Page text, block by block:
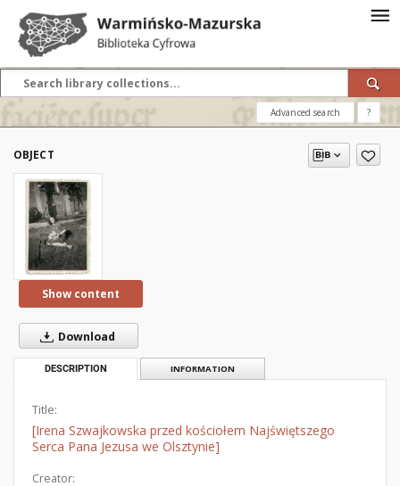
Advanced search ?
OBJECT
Show content
Download
DESCRIPTION INFORMATION
Title:
[Irena Szwajkowska przed kościołem Najświętszego
Serca Pana Jezusa we Olsztynie]
Creator: